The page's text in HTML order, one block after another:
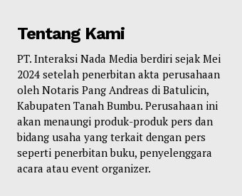
Tentang Kami
PT. Interaksi Nada Media berdiri sejak Mei
2024 setelah penerbitan akta perusahaan
oleh Notaris Pang Andreas di Batulicin,
Kabupaten Tanah Bumbu. Perusahaan ini
akan menaungi produk-produk pers dan
bidang usaha yang terkait dengan pers
seperti penerbitan buku, penyelenggara
acara atau event organizer.